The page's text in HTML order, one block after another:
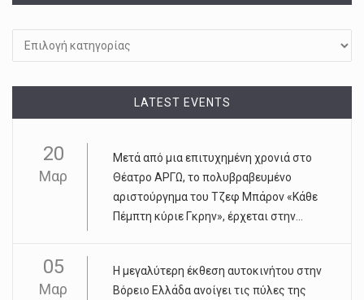
LATEST EVENTS
20
Μαρ
Μετά από μια επιτυχημένη χρονιά στο
Θέατρο ΑΡΓΩ, το πολυβραβευμένο
αριστούργημα του Τζεφ Μπάρον «Κάθε
Πέμπτη κύριε Γκρην», έρχεται στην...
05
Μαρ
Η μεγαλύτερη έκθεση αυτοκινήτου στην
Βόρειο Ελλάδα ανοίγει τις πύλες της